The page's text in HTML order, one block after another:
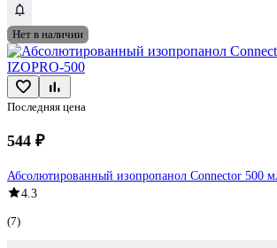
Нет в наличии
Последняя цена
544 ₽
Абсолютированный изопропанол Connector 500
4.3
(7)